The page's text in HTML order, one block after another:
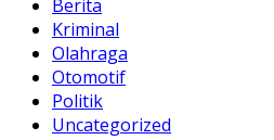
Berita
Kriminal
Olahraga
Otomotif
Politik
Uncategorized